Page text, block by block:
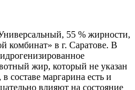
55 % жирности,
комбинат» в г. Саратове. В
жир, который не указан
составе маргарина есть и
влияют на состояние